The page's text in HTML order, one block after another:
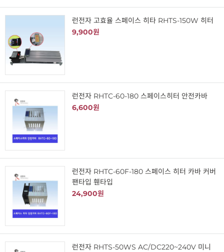
런전자 고효율 스페이스 히타 RHTS-150W 히터
9,900원
런전자 RHTC-60-180 스페이스히터 안전카바
6,600원
런전자 RHTC-60F-180 스페이스 히터 카바 커버
팬타입 휀타입
24,900원
런전자 RHTS-50WS AC/DC220~240V 미니